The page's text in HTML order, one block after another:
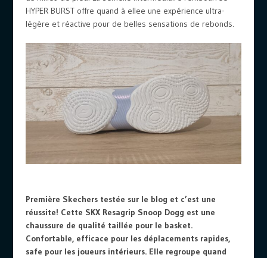
HYPER BURST offre quand à ellee une expérience ultra-
légère et réactive pour de belles sensations de rebonds.
Première Skechers testée sur le blog et c’est une
réussite! Cette SKX Resagrip Snoop Dogg est une
chaussure de qualité taillée pour le basket.
Confortable, efficace pour les déplacements rapides,
safe pour les joueurs intérieurs. Elle regroupe quand